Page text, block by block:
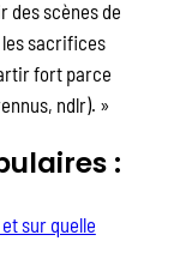
des scènes de
les sacrifices
fort parce
ndlr). »
:
sur quelle